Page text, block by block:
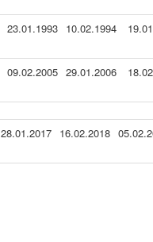
23.01.1993 10.02.1994
09.02.2005 29.01.2006
28.01.2017 16.02.2018